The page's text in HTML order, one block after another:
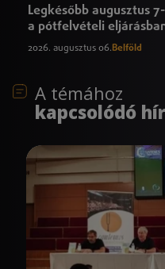
Legkésőbb augusztus
a pótfelvételi
2026. augusztus 06.Belföld
A témához
kapcsolódó